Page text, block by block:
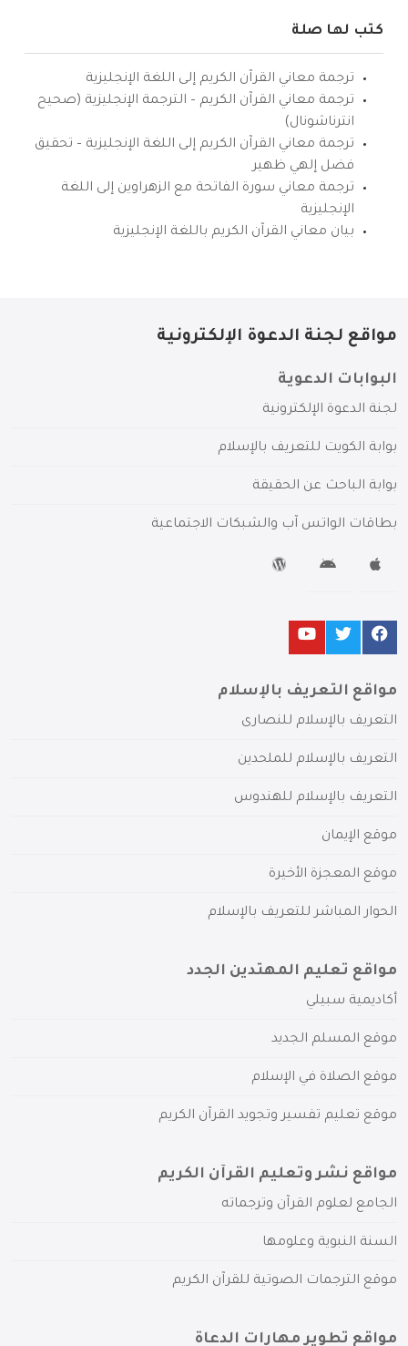
كتب لها صلة
ترجمة معاني القرآن الكريم إلى اللغة الإنجليزية
ترجمة معاني القرآن الكريم – الترجمة الإنجليزية (صحيح
انترناشونال)
ترجمة معاني القرآن الكريم إلى اللغة الإنجليزية – تحقيق
فضل إلهي ظهير
ترجمة معاني سورة الفاتحة مع الزهراوين إلى اللغة
الإنجليزية
بيان معاني القرآن الكريم باللغة الإنجليزية
مواقع لجنة الدعوة الإلكترونية
البوابات الدعوية
لجنة الدعوة الإلكترونية
بوابة الكويت للتعريف بالإسلام
بوابة الباحث عن الحقيقة
بطاقات الواتس آب والشبكات الاجتماعية
مواقع التعريف بالإسلام
التعريف بالإسلام للنصارى
التعريف بالإسلام للملحدين
التعريف بالإسلام للهندوس
موقع الإيمان
موقع المعجزة الأخيرة
الحوار المباشر للتعريف بالإسلام
مواقع تعليم المهتدين الجدد
أكاديمية سبيلي
موقع المسلم الجديد
موقع الصلاة في الإسلام
موقع تعليم تفسير وتجويد القرآن الكريم
مواقع نشر وتعليم القرآن الكريم
الجامع لعلوم القرآن وترجماته
السنة النبوية وعلومها
موقع الترجمات الصوتية للقرآن الكريم
مواقع تطوير مهارات الدعاة